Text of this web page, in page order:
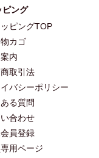
ピング
ピングTOP
カゴ
内
取引法
バシーポリシー
る質問
合わせ
員登録
用ページ